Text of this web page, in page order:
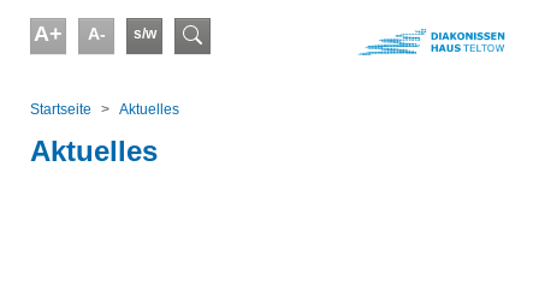
A+ A- s/w Suchformular
Startseite
Aktuelles
Aktuelles